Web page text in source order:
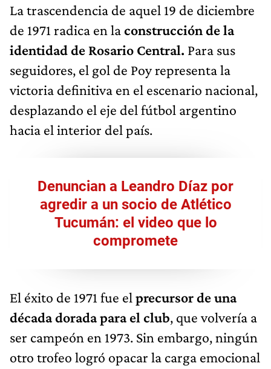
La trascendencia de aquel 19 de diciembre
de 1971 radica en laconstrucción de la
identidad de Rosario Central. Para sus
seguidores, el gol de Poy representa la
victoria definitiva en el escenario nacional,
desplazando el eje del fútbol argentino
hacia el interior del país.
Denuncian a Leandro Díaz por
agredir a un socio de Atlético
Tucumán: el video que lo
compromete
El éxito de 1971 fue el precursor de una
década dorada para el club, que volvería a
ser campeón en 1973. Sin embargo, ningún
otro trofeo logró opacar la carga emocional